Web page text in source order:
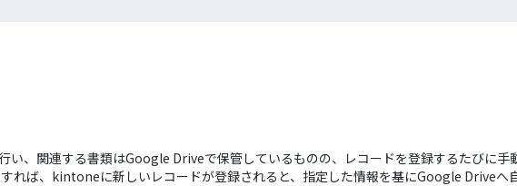
、関連する書類はGoogle Driveで保管しているものの、レコードを登録するたびに手
れば、kintoneに新しいレコードが登録されると、指定した情報を基にGoogle Driveへ